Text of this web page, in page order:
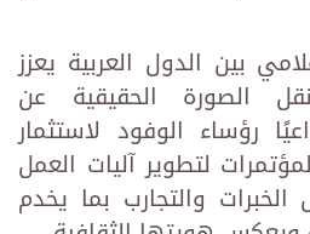
بين الدول العربية يعزز
الصورة الحقيقية عن
رؤساء الوفود لاستثمار
لتطوير آليات العمل
الخبرات والتجارب بما يخدم